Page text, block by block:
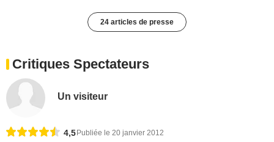
24 articles de presse
Critiques Spectateurs
Un visiteur
4,5Publiée le 20 janvier 2012